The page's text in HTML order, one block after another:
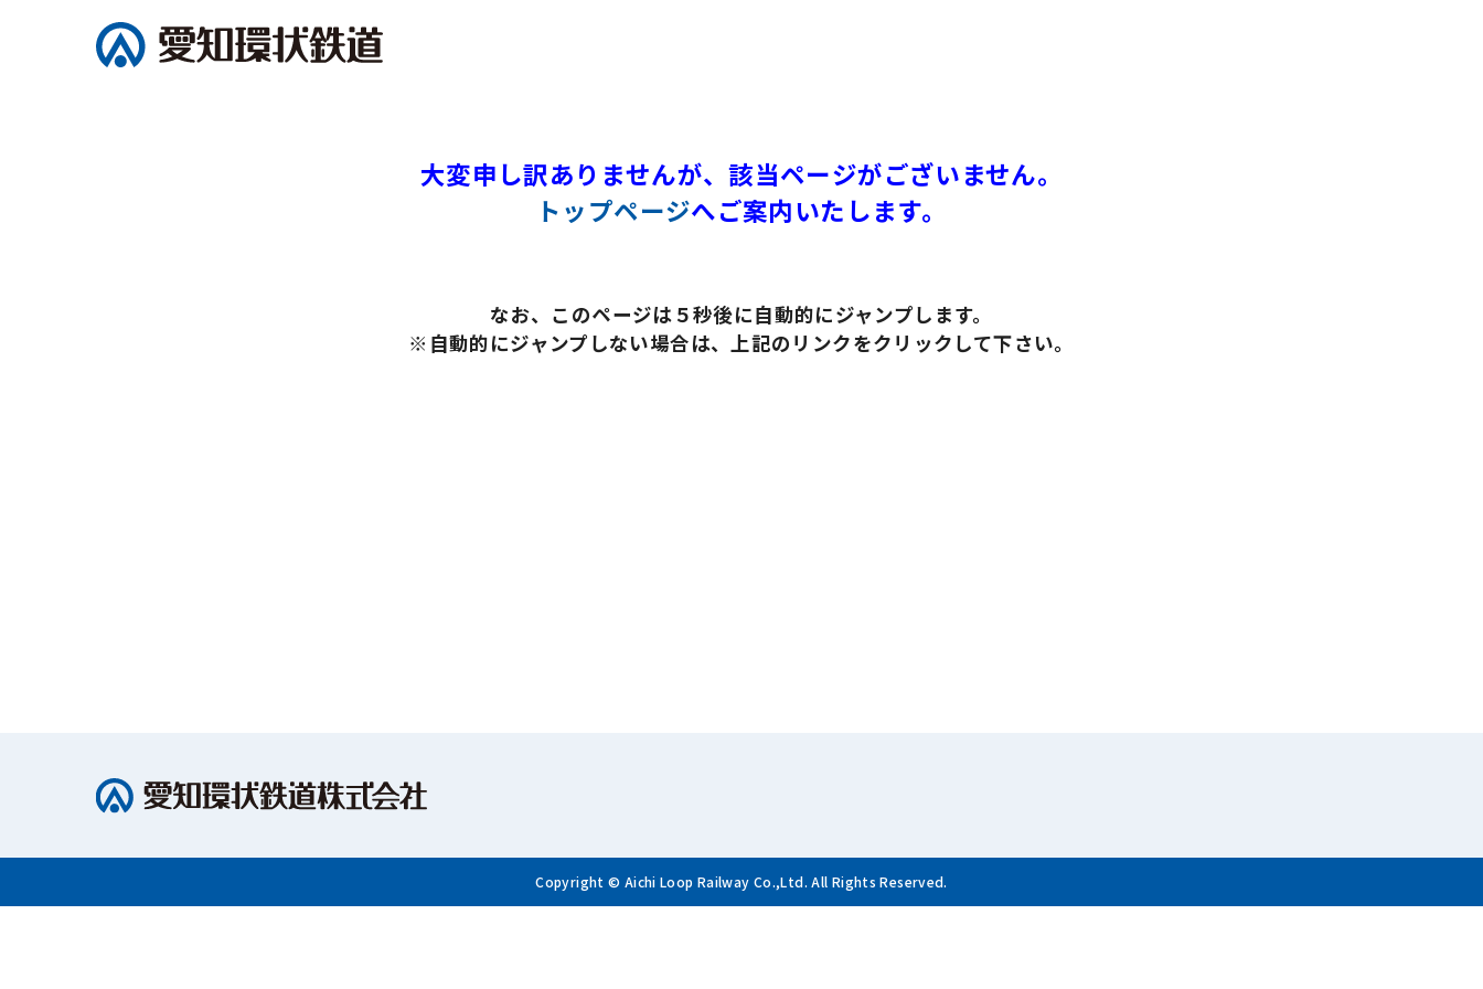
大変申し訳ありませんが、該当ページがございません。
トップページへご案内いたします。
なお、このページは５秒後に自動的にジャンプします。
※自動的にジャンプしない場合は、上記のリンクをクリックして下さい。
Copyright © Aichi Loop Railway Co.,Ltd. All Rights Reserved.